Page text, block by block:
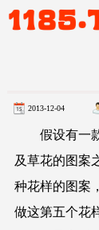
2013-12-04
假设有一款
及草花的图案
种花样的图案
做这第五个花